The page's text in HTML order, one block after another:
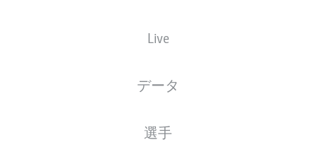
Live
データ
選手